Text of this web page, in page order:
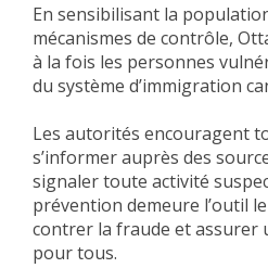
En sensibilisant la
mécanismes de contrôle,
à la fois les personnes
du système d’immigration
Les autorités encouragent
s’informer auprès des
signaler toute activité
prévention demeure l’outil
contrer la fraude et assurer
pour tous.